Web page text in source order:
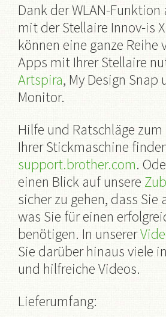
Dank der WLAN-Funktion
mit der Stellaire Innov-is
können eine ganze Reihe
Apps mit Ihrer Stellaire
Artspira, My Design Snap
Monitor.
Hilfe und Ratschläge
Ihrer Stickmaschine
support.brother.com.
einen Blick auf unsere
sicher zu gehen, dass Sie
was Sie für einen
benötigen. In unserer
Sie darüber hinaus viele
und hilfreiche Videos.
Lieferumfang: